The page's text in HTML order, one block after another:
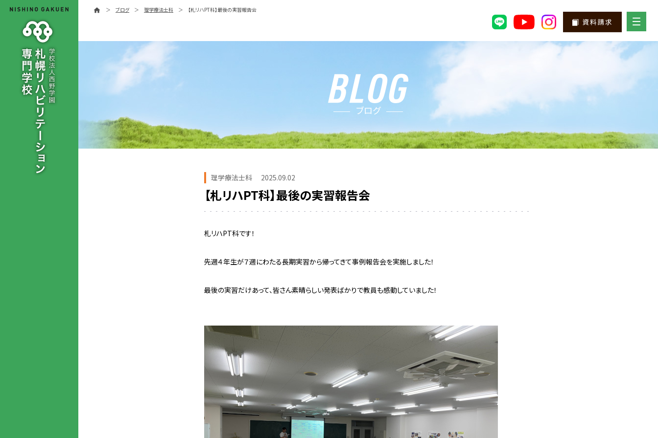
home ＞ ブログ＞ 理学療法士科 ＞ 【札リハPT科】最後の実習報告会
ブログ
理学療法士科 2025.09.02
【札リハPT科】最後の実習報告会
札リハPT科です！
先週４年生が７週にわたる長期実習から帰ってきて事例報告会を実施しました！
最後の実習だけあって、皆さん素晴らしい発表ばかりで教員も感動していました！